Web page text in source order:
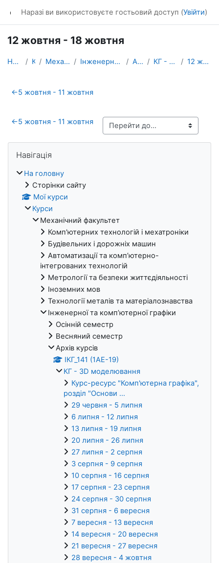
Наразі ви використовуєте гостьовий доступ (Увійти)
12 жовтня - 18 жовтня
На головну Курси Механічний факультет Інженерної та комп’ютерної графіки Архів курсів КГ - 3D моделювання 12 жовтня - 18 жовтня
Схема розділу
←5 жовтня - 11 жовтня
←5 жовтня - 11 жовтня
Навігація
На головну
Сторінки сайту
Мої курси
Курси
Механічний факультет
Комп'ютерних технологій і мехатроніки
Будівельних і дорожніх машин
Автоматизації та комп’ютерно-
інтегрованих технологій
Метрології та безпеки життєдіяльності
Іноземних мов
Технології металів та матеріалознавства
Інженерної та комп’ютерної графіки
Осінній семестр
Весняний семестр
Архів курсів
ІКГ_141 (1АЕ-19)
КГ - 3D моделювання
Курс-ресурс "Комп'ютерна графіка",
розділ "Основи ...
29 червня - 5 липня
6 липня - 12 липня
13 липня - 19 липня
20 липня - 26 липня
27 липня - 2 серпня
3 серпня - 9 серпня
10 серпня - 16 серпня
17 серпня - 23 серпня
24 серпня - 30 серпня
31 серпня - 6 вересня
7 вересня - 13 вересня
14 вересня - 20 вересня
21 вересня - 27 вересня
28 вересня - 4 жовтня